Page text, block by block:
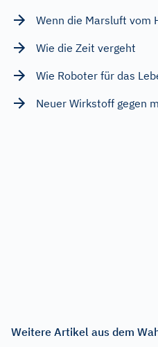
Wenn die Marsluft vom
Wie die Zeit vergeht
Wie Roboter für das
Neuer Wirkstoff gegen
Weitere Artikel aus dem